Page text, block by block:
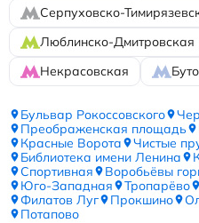
Серпуховско-
Люблинско-Дмитровская
Некрасовская
Бульвар Рокоссовского
Преображенская площадь
Красные Ворота
Чистые
Библиотека имени Ленина
Спортивная
Воробьёвы
Юго-Западная
Тропарёво
Филатов Луг
Прокшино
Потапово